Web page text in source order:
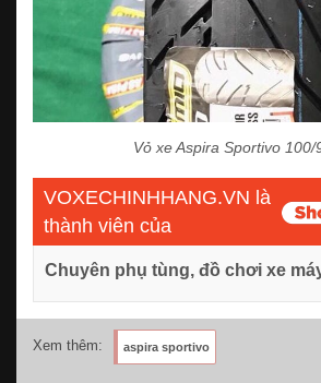
Vỏ xe Aspira Sportivo 100/
VOXECHINHHANG.VN là
thành viên của
Chuyên phụ tùng, đồ chơi xe
Xem thêm: aspira sportivo